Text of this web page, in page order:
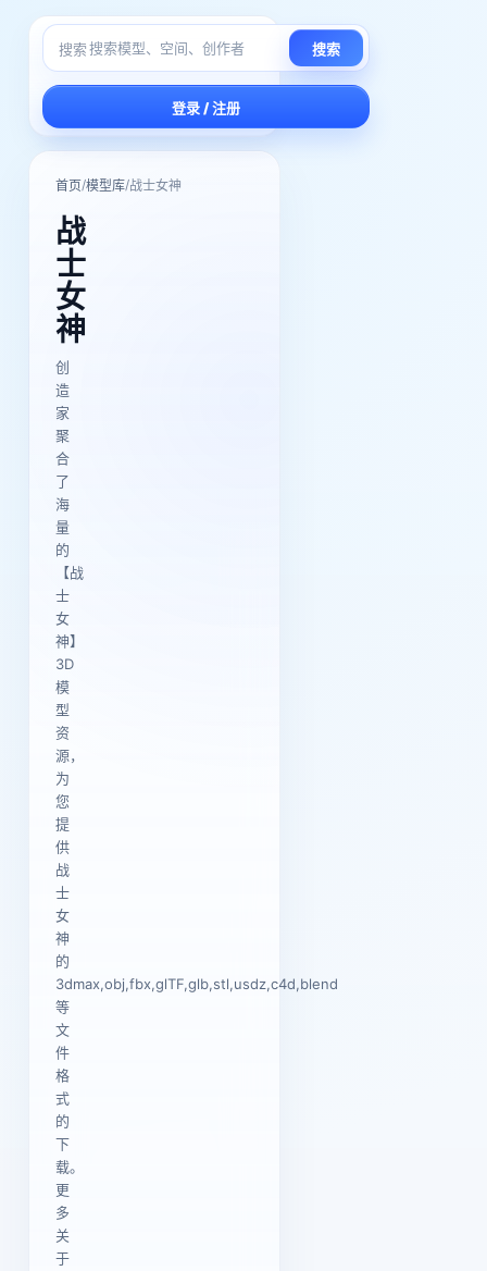
搜索 搜索
登录 / 注册
首页/模型库/战士女神
战
士
女
神
创
造
家
聚
合
了
海
量
的
【战
士
女
神】
3D
模
型
资
源，
为
您
提
供
战
士
女
神
的
3dmax,obj,fbx,glTF,glb,stl,usdz,c4d,blend
等
文
件
格
式
的
下
载。
更
多
关
于